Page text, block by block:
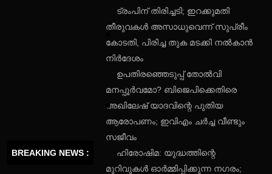
BREAKING NEWS :
ട്രംപിന് തിരിച്ചടി; ഇറക്കുമതി
തീരുവകൾ അസാധുവെന്ന് സുപ്രീം
കോടതി, പിരിച്ച തുക മടക്കി നൽകാൻ
നിർദേശം
ഉപതിരഞ്ഞെടുപ്പ് തോൽവി
മനപ്പൂർവമോ? ബിജെപിക്കെതിരെ
അഖിലേഷ് യാദവിന്റെ പുതിയ
ആരോപണം; ഇവിഎം ചർച്ച വീണ്ടും
സജീവം
ഹിരോഷിമ: യുദ്ധത്തിന്റെ
മുറിവുകൾ ഓർമ്മിപ്പിക്കുന്ന നഗരം;